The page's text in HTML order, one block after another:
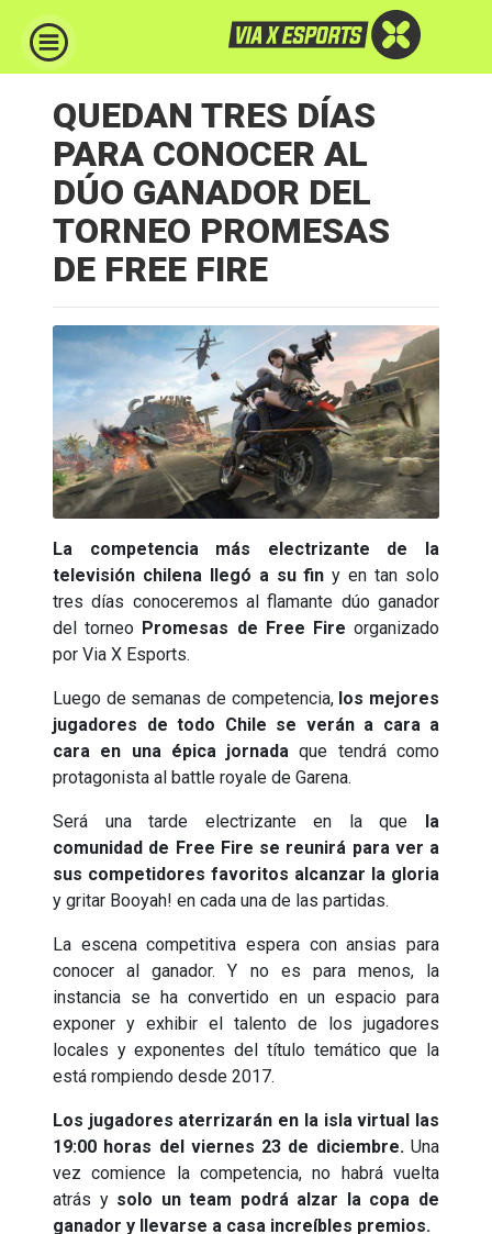
QUEDAN TRES DÍAS
PARA CONOCER AL
DÚO GANADOR DEL
TORNEO PROMESAS
DE FREE FIRE
La competencia más electrizante de la
televisión chilena llegó a su fin y en tan solo
tres días conoceremos al flamante dúo ganador
del torneo Promesas de Free Fire organizado
por Via X Esports.
Luego de semanas de competencia,los mejores
jugadores de todo Chile se verán a cara a
cara en una épica jornadaque tendrá como
protagonista al battle royale de Garena.
Será una tarde electrizante en la que la
comunidad de Free Fire se reunirá para ver a
sus competidores favoritos alcanzar la gloria
y gritar Booyah! en cada una de las partidas.
La escena competitiva espera con ansias para
conocer al ganador. Y no es para menos, la
instancia se ha convertido en un espacio para
exponer y exhibir el talento de los jugadores
locales y exponentes del título temático que la
está rompiendo desde 2017.
Los jugadores aterrizarán en la isla virtual las
19:00 horas del viernes 23 de diciembre. Una
vez comience la competencia, no habrá vuelta
atrás y solo un team podrá alzar la copa de
ganador y llevarse a casa increíbles premios.